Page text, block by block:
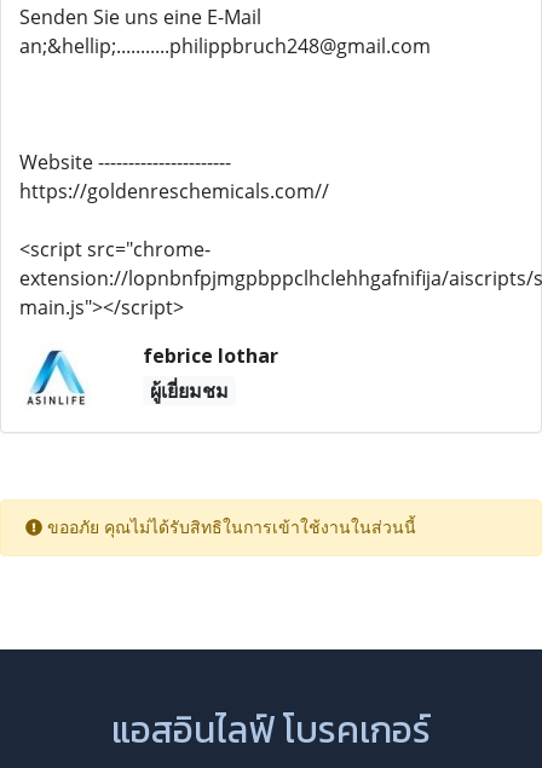
Senden Sie uns eine E-Mail
an;&hellip;...........philippbruch248@gmail.com
Website ----------------------
https://goldenreschemicals.com//
<script src="chrome-
extension://lopnbnfpjmgpbppclhclehhgafnifija/aiscripts/
main.js"></script>
febrice lothar
ผู้เยี่ยมชม
ขออภัย คุณไม่ได้รับสิทธิในการเข้าใช้งานในส่วนนี้
แอสอินไลฟ์ โบรคเกอร์